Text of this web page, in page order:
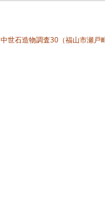
中世石造物調査30（福山市瀬戸